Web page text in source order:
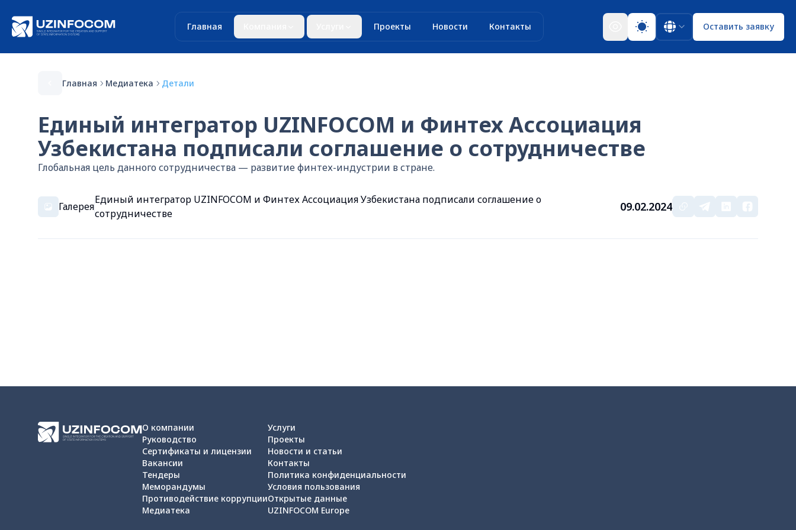
Главная Проекты Новости Контакты Оставить заявку
Главная Медиатека Детали
Единый интегратор UZINFOCOM и Финтех Ассоциация
Узбекистана подписали соглашение о сотрудничестве
Глобальная цель данного сотрудничества — развитие финтех-индустрии в стране.
Галерея
Единый интегратор UZINFOCOM и Финтех Ассоциация Узбекистана подписали соглашение о
сотрудничестве
09.02.2024
О компании
Руководство
Сертификаты и лицензии
Вакансии
Тендеры
Меморандумы
Противодействие коррупции
Медиатека
Услуги
Проекты
Новости и статьи
Контакты
Политика конфиденциальности
Условия пользования
Открытые данные
UZINFOCOM Europe